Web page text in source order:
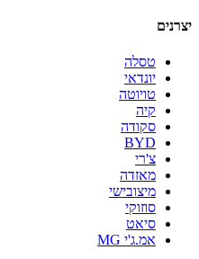
יצרנים
טסלה
יונדאי
טויוטה
קיה
סקודה
BYD
צ'רי
מאזדה
מיצובישי
סוזוקי
סיאט
אמ.ג'י MG